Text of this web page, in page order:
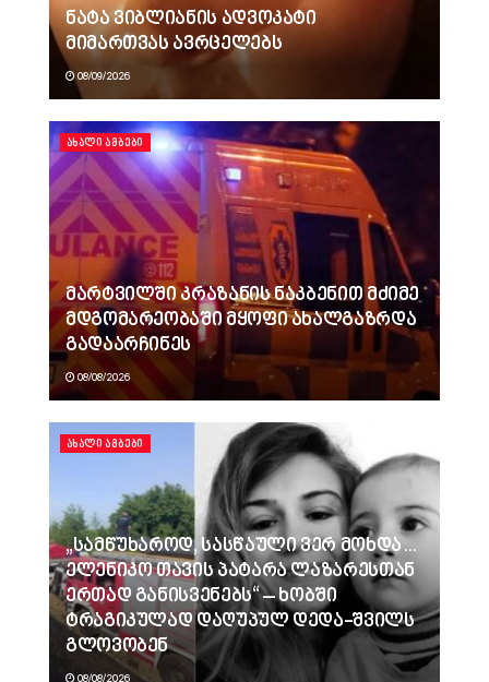
ნატა ვიბლიანის ადვოკატი
მიმართვას ავრცელებს
08/09/2026
ᲐᲮᲐᲚᲘ ᲐᲛᲑᲔᲑᲘ
მარტვილში კრაზანის ნაკბენით მძიმე
მდგომარეობაში მყოფი ახალგაზრდა
გადაარჩინეს
08/08/2026
ᲐᲮᲐᲚᲘ ᲐᲛᲑᲔᲑᲘ
„სამწუხაროდ, სასწაული ვერ მოხდა…
ელენიკო თავის პატარა ლაზარესთან
ერთად განისვენებს“ – ხობში
ტრაგიკულად დაღუპულ დედა-შვილს
გლოვობენ
08/08/2026